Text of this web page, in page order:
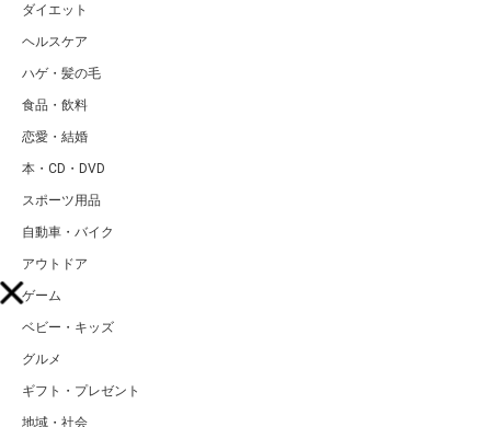
ダイエット
ヘルスケア
ハゲ・髪の毛
食品・飲料
恋愛・結婚
本・CD・DVD
スポーツ用品
自動車・バイク
アウトドア
ゲーム
ベビー・キッズ
グルメ
ギフト・プレゼント
地域・社会